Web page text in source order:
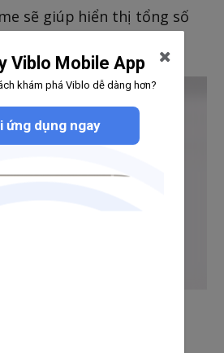
sẽ giúp hiển thị tổng số
điểm
Viblo Mobile App
khám phá Viblo dễ dàng hơn?
ứng dụng ngay